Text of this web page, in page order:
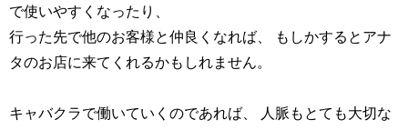
で使いやすくなったり、
行った先で他のお客様と仲良くなれば、 もしかするとアナ
タのお店に来てくれるかもしれません。
キャバクラで働いていくのであれば、 人脈もとても大切な